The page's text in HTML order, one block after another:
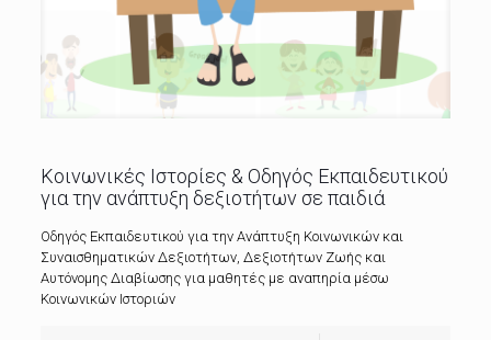
Κοινωνικές Ιστορίες & Οδηγός Εκπαιδευτικού
για την ανάπτυξη δεξιοτήτων σε παιδιά
Oδηγός Eκπαιδευτικού για την Aνάπτυξη Kοινωνικών και
Συναισθηματικών Δεξιοτήτων, Δεξιοτήτων Ζωής και
Αυτόνομης Διαβίωσης για μαθητές με αναπηρία μέσω
Κοινωνικών Ιστοριών